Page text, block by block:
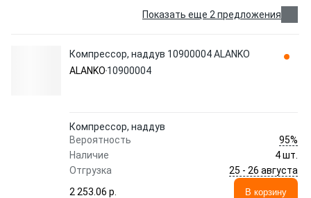
Показать еще 2 предложения
Компрессор, наддув 10900004 ALANKO
ALANKO 10900004
Компрессор, наддув
Вероятность
95%
Наличие
4 шт.
Отгрузка
25 - 26 августа
2 253.06 p.
В корзину